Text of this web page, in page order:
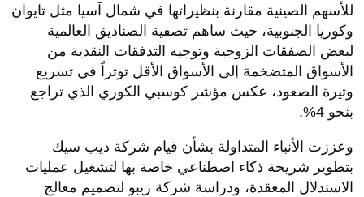
للأسهم الصينية مقارنة بنظيراتها في شمال آسيا مثل تايوان
وكوريا الجنوبية، حيث ساهم تصفية الصناديق العالمية
لبعض الصفقات الزوجية وتوجيه التدفقات النقدية من
الأسواق المتضخمة إلى الأسواق الأقل توتراً في تسريع
وتيرة الصعود، عكس مؤشر كوسبي الكوري الذي تراجع
بنحو 4%.
وعززت الأنباء المتداولة بشأن قيام شركة ديب سيك
بتطوير شريحة ذكاء اصطناعي خاصة بها لتشغيل عمليات
الاستدلال المعقدة، ودراسة شركة زيبو لتصميم معالج